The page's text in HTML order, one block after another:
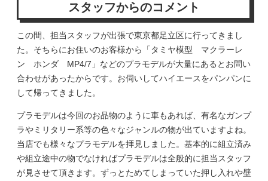
スタッフからのコメント
この間、担当スタッフが出張で東京都足立区に行ってきまし
た。そちらにお住いのお客様から「タミヤ模型 マクラーレ
ン ホンダ MP4/7」などのプラモデルが大量にあるとお問い
合わせがあったからです。お伺いしてハイエースをパンパンに
して帰ってきました。
プラモデルは今回のお品物のように車もあれば、有名なガンプ
ラやミリタリー系等の色々なジャンルの物が出ていますよね。
当店でも様々なプラモデルを拝見しました。基本的に組立済み
や組立途中の物でなければプラモデルは全般的に担当スタッフ
が見させて頂きます。ずっとためてしまっていた押し入れや壁